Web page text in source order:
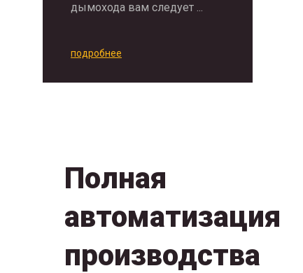
дымохода вам следует ...
подробнее
Полная
автоматизация
производства